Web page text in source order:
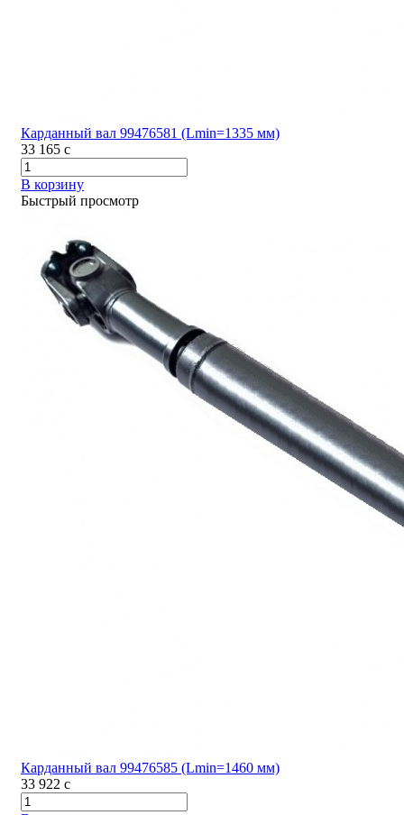
Карданный вал 99476581 (Lmin=1335 мм)
33 165 c
В корзину
Быстрый просмотр
Карданный вал 99476585 (Lmin=1460 мм)
33 922 c